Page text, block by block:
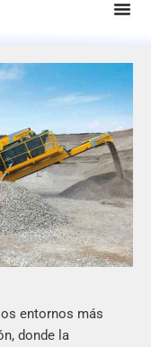
entornos más
donde la